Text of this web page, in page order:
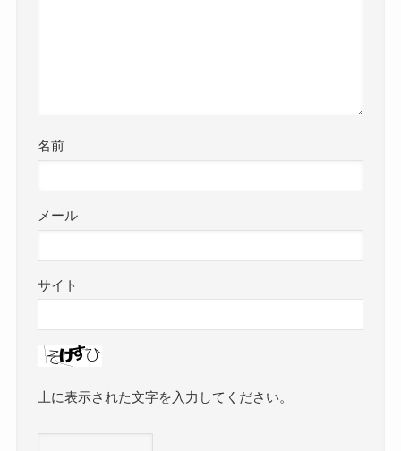
名前
メール
サイト
上に表示された文字を入力してください。